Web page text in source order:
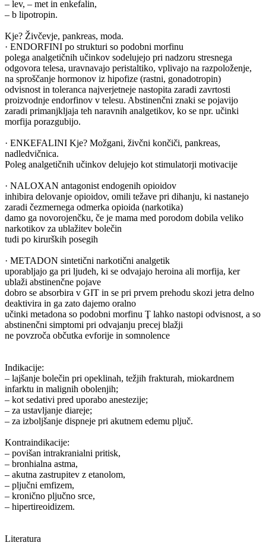
– lev, – met in enkefalin,
– b lipotropin.
Kje? Živčevje, pankreas, moda.
· ENDORFINI po strukturi so podobni morfinu
polega analgetičnih učinkov sodelujejo pri nadzoru stresnega
odgovora telesa, uravnavajo peristaltiko, vplivajo na razpoloženje,
na sproščanje hormonov iz hipofize (rastni, gonadotropin)
odvisnost in toleranca najverjetneje nastopita zaradi zavrtosti
proizvodnje endorfinov v telesu. Abstinenčni znaki se pojavijo
zaradi primanjkljaja teh naravnih analgetikov, ko se npr. učinki
morfija porazgubijo.
· ENKEFALINI Kje? Možgani, živčni končiči, pankreas,
nadledvičnica.
Poleg analgetičnih učinkov delujejo kot stimulatorji motivacije
· NALOXAN antagonist endogenih opioidov
inhibira delovanje opioidov, omili težave pri dihanju, ki nastanejo
zaradi čezmernega odmerka opioida (narkotika)
damo ga novorojenčku, če je mama med porodom dobila veliko
narkotikov za ublažitev bolečin
tudi po kirurških posegih
· METADON sintetični narkotični analgetik
uporabljajo ga pri ljudeh, ki se odvajajo heroina ali morfija, ker
ublaži abstinenčne pojave
dobro se absorbira v GIT in se pri prvem prehodu skozi jetra delno
deaktivira in ga zato dajemo oralno
učinki metadona so podobni morfinu Ţ lahko nastopi odvisnost, a so
abstinenčni simptomi pri odvajanju precej blažji
ne povzroča občutka evforije in somnolence
Indikacije:
– lajšanje bolečin pri opeklinah, težjih frakturah, miokardnem
infarktu in malignih obolenjih;
– kot sedativi pred uporabo anestezije;
– za ustavljanje diareje;
– za izboljšanje dispneje pri akutnem edemu pljuč.
Kontraindikacije:
– povišan intrakranialni pritisk,
– bronhialna astma,
– akutna zastrupitev z etanolom,
– pljučni emfizem,
– kronično pljučno srce,
– hipertireoidizem.
Literatura